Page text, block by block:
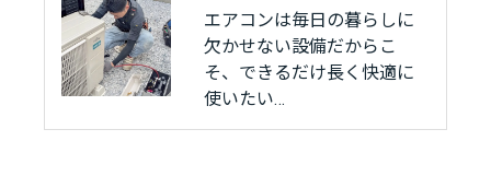
エアコンは毎日の暮らしに
欠かせない設備だからこ
そ、できるだけ長く快適に
使いたい…